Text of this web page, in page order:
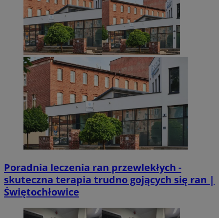
Poradnia leczenia ran przewlekłych -
skuteczna terapia trudno gojących się ran |
Świętochłowice